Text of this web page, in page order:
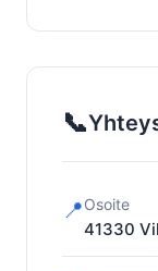
📞
📍Osoite
41330